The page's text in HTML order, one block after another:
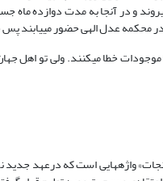
و در آنجا به مدت دوازده ماه
عدل الهی حضور می‏یابند پس
خطا می‏کنند. ولی تو اهل
«نجات» واژه‏هایی است که درعهد